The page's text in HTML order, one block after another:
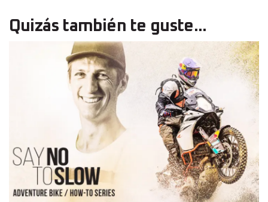
Quizás también te guste...